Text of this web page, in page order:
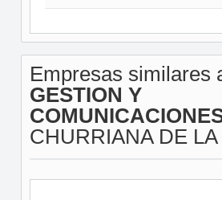
Empresas similares
GESTION Y
CHURRIANA DE